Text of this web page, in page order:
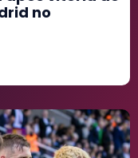
no